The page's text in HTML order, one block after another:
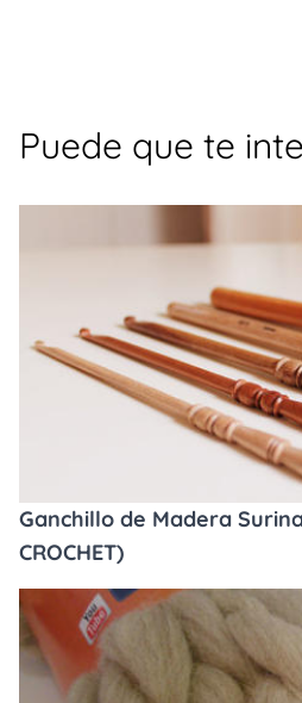
Puede que te
Ganchillo de Madera
CROCHET)